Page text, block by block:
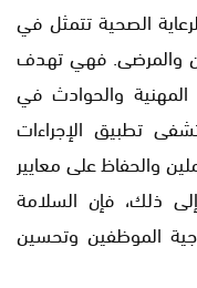
الصحية تتمثل في
والمرضى. فهي تهدف
المهنية والحوادث في
تطبيق الإجراءات
والحفاظ على معايير
ذلك، فإن السلامة
الموظفين وتحسين